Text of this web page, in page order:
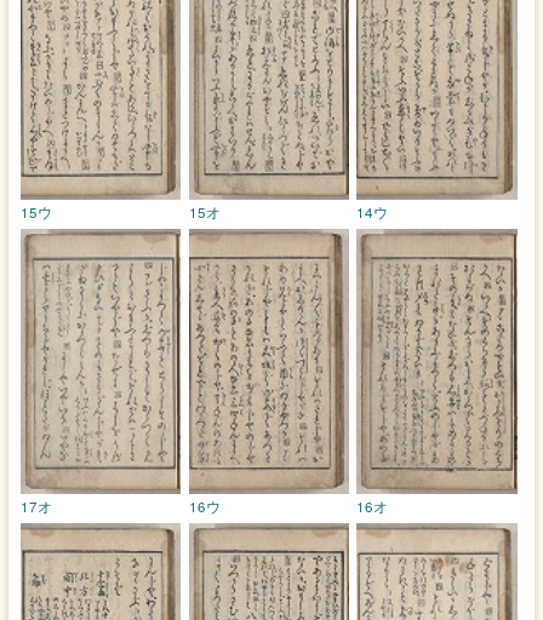
14ウ
15オ
15ウ
16オ
16ウ
17オ